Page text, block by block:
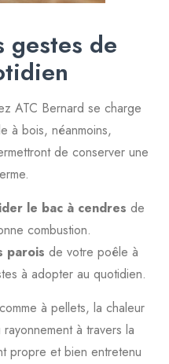
gestes de
ATC Bernard se charge
à bois, néanmoins,
de conserver une
le bac à cendres de
combustion.
parois de votre poêle à
à adopter au quotidien.
à pellets, la chaleur
à travers la
propre et bien entretenu